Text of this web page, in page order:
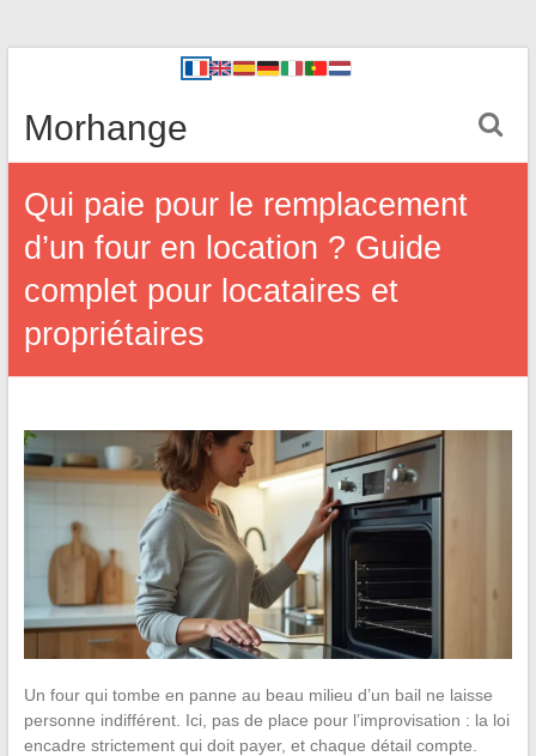
Morhange
Qui paie pour le remplacement
d’un four en location ? Guide
complet pour locataires et
propriétaires
Un four qui tombe en panne au beau milieu d’un bail ne laisse
personne indifférent. Ici, pas de place pour l’improvisation : la loi
encadre strictement qui doit payer, et chaque détail compte.